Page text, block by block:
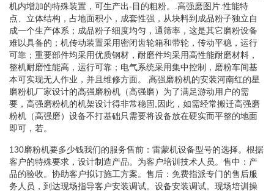
机内增加的特殊装置，可生产出-目的粗粉。.高强磨图片.性能特
点、立体结构，占地面积小，成套性强，从块料到成品粉子独立自
成一个生产体系；成品粉子细度均匀，通筛率，这是其它磨粉设备
难以具备的；机传动装置采用密闭齿轮箱和带轮，传动平稳，运行
可靠；重要部件均采用优质钢材，耐磨件均采用高性能耐磨材料，
整机耐磨性能高，运行可靠；电气系统采用集中控制，磨粉车间基
本可实现无人作业，并且维修方面。.高强磨粉机的安装河南红的星
磨粉机厂家设计的高强磨粉机（高强磨）为了满足游动用户的需
要，高强磨粉机的机架设计得非常稳固,因此，如需经常搬迁高强磨
粉机（高强磨）设备不打基础只需要将设备放在硬实而平整的地面
即可，若。
130磨粉机要多少钱我们的服务售前：雷蒙机设备型号的选择。根据
客户的特殊要求，设计制造产品。为客户培训技术人员。售中：产
品的验收。协助客户拟订施工方案。售后：免费指派专门的售后服
务人员，到达现场指导客户安装调试。设备安装调试。现场培训操